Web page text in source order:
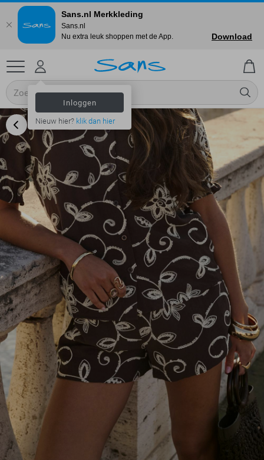
Inloggen
Nieuw hier? klik dan hier
Sans.nl Merkkleding
Sans.nl
Nu extra leuk shoppen met de App.
Download